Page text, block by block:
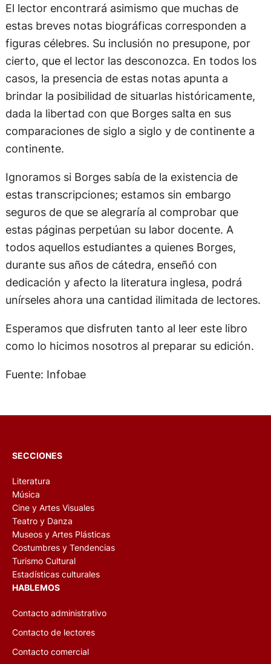
El lector encontrará asimismo que muchas de
estas breves notas biográficas corresponden a
figuras célebres. Su inclusión no presupone, por
cierto, que el lector las desconozca. En todos los
casos, la presencia de estas notas apunta a
brindar la posibilidad de situarlas históricamente,
dada la libertad con que Borges salta en sus
comparaciones de siglo a siglo y de continente a
continente.
Ignoramos si Borges sabía de la existencia de
estas transcripciones; estamos sin embargo
seguros de que se alegraría al comprobar que
estas páginas perpetúan su labor docente. A
todos aquellos estudiantes a quienes Borges,
durante sus años de cátedra, enseñó con
dedicación y afecto la literatura inglesa, podrá
unírseles ahora una cantidad ilimitada de lectores.
Esperamos que disfruten tanto al leer este libro
como lo hicimos nosotros al preparar su edición.
Fuente: Infobae
SECCIONES
Literatura
Música
Cine y Artes Visuales
Teatro y Danza
Museos y Artes Plásticas
Costumbres y Tendencias
Turismo Cultural
Estadísticas culturales
HABLEMOS
Contacto administrativo
Contacto de lectores
Contacto comercial